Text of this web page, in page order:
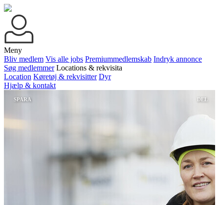
Meny
Bliv medlem Vis alle jobs Premiummedlemskab Indryk annonce
Søg medlemmer Locations & rekvisita
Location Køretøj & rekvisitter Dyr
Hjælp & kontakt
SPARA DEL